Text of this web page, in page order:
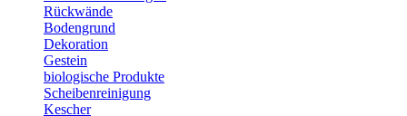
Rückwände
Bodengrund
Dekoration
Gestein
biologische Produkte
Scheibenreinigung
Kescher